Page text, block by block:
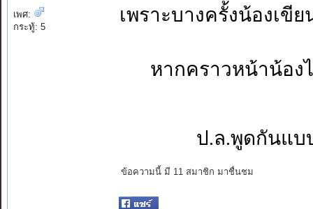
เพศ:
กระทู้: 5
เพราะบางครั้งน้องเ
หากคราวหน้าน้อง
ป.ล.พูดกันแบ
ข้อความนี้ มี 11 สมาชิก มาชื่นชม